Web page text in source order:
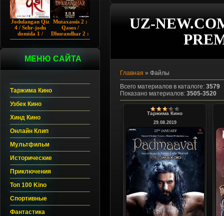
Jodulangan Qiz
4 / Sehr-jodu
domida 1 /
Egallangan 1 /
Hind kino
Uzbek tilida
Mutaxassis 2 :
Qasos /
Dhurandhar 2 :
Intiqom 2026
МЕНЮ САЙТА
Таржима Кино
Узбек Кино
Хинд Кино
Онлайн Клип
Мультфильм
Исторические
Приключения
Топ 100 Kino
Спортивные
Фантастика
UZ-
Главная » Файлы
Всего материалов в каталоге: 3579
Показано материалов: 3505-3520
Таржима Кино
29.08.2019